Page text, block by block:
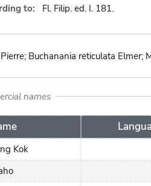
to:
Fl. Filip. ed. I. 181.
Buchanania reticulata Elmer;
names
Kok